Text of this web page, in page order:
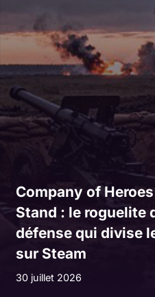
Company of
Stand : le roguelite
défense qui divise
sur Steam
30 juillet 2026